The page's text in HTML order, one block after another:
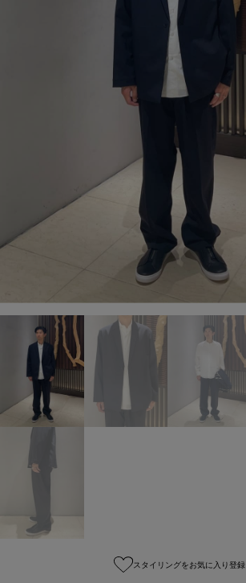
スタイリングをお気に入り登録